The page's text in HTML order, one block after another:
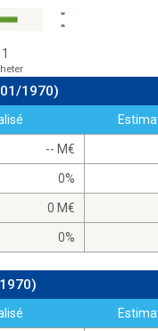
1
1970)
-- M
0%
0 M
0%